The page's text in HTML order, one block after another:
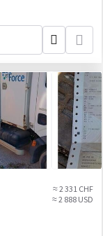
≈ 2 331 CHF
≈ 2 888 USD